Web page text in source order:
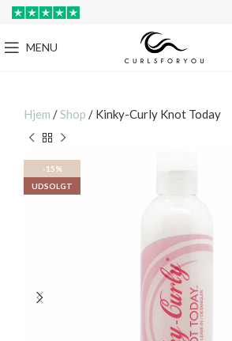
MENU
Hjem /Shop / Kinky-Curly Knot Today
-15%
UDSOLGT